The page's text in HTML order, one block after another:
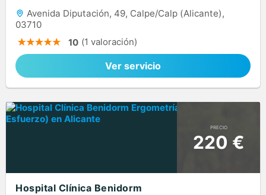
Avenida Diputación, 49, Calpe/Calp (Alicante),
03710
10 (1 valoración)
Ver servicio
PRECIO
220 €
Hospital Clínica Benidorm